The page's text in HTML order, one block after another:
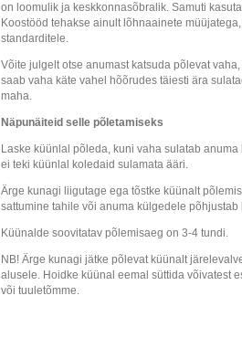
on loomulik ja keskkonnasõbralik. Samuti
Koostööd tehakse ainult lõhnaainete
standarditele.
Võite julgelt otse anumast katsuda põlevat
saab vaha käte vahel hõõrudes täiesti ära
maha.
Näpunäiteid selle põletamiseks
Laske küünlal põleda, kuni vaha sulatab
ei teki küünlal koledaid sulamata ääri.
Ärge kunagi liigutage ega tõstke küünalt
sattumine tahile või anuma külgedele
Küünalde soovitatav põlemisaeg on 3-4 tundi.
NB! Ärge kunagi jätke põlevat küünalt
alusele. Hoidke küünal eemal süttida võivatest
või tuuletõmme.